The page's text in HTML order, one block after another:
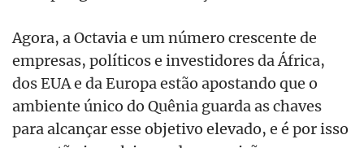
Agora, a Octavia e um número crescente de
empresas, políticos e investidores da África,
dos EUA e da Europa estão apostando que o
ambiente único do Quênia guarda as chaves
para alcançar esse objetivo elevado, e é por isso